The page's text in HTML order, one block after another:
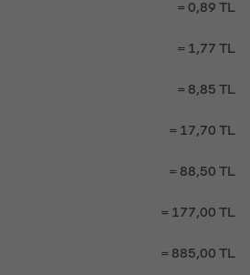
= 0,89 TL
= 1,77 TL
= 8,85 TL
= 17,70 TL
= 88,50 TL
= 177,00 TL
= 885,00 TL